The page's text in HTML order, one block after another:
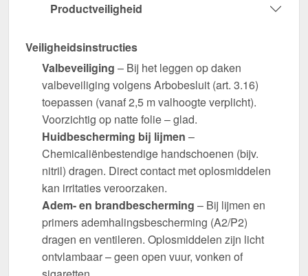
Productveiligheid
Veiligheidsinstructies
Valbeveiliging – Bij het leggen op daken
valbeveiliging volgens Arbobesluit (art. 3.16)
toepassen (vanaf 2,5 m valhoogte verplicht).
Voorzichtig op natte folie – glad.
Huidbescherming bij lijmen –
Chemicaliënbestendige handschoenen (bijv.
nitril) dragen. Direct contact met oplosmiddelen
kan irritaties veroorzaken.
Adem- en brandbescherming – Bij lijmen en
primers ademhalingsbescherming (A2/P2)
dragen en ventileren. Oplosmiddelen zijn licht
ontvlambaar – geen open vuur, vonken of